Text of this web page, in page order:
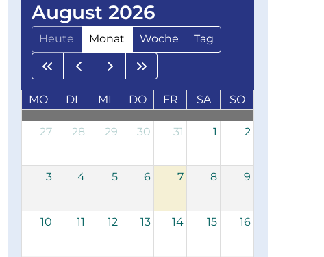
August 2026
Heute Monat Woche Tag
MO DI MI DO FR SA SO
27 28 29 30 31 1 2
3 4 5 6 7 8 9
10 11 12 13 14 15 16